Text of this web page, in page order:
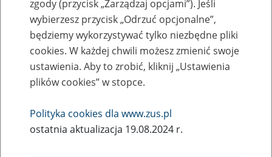
Data od:
Data do:
zgody (przycisk „Zarządzaj opcjami”). Jeśli
wybierzesz przycisk „Odrzuć opcjonalne”,
będziemy wykorzystywać tylko niezbędne pliki
cookies. W każdej chwili możesz zmienić swoje
ustawienia. Aby to zrobić, kliknij „Ustawienia
plików cookies” w stopce.
Polityka cookies dla www.zus.pl
ostatnia aktualizacja 19.08.2024 r.